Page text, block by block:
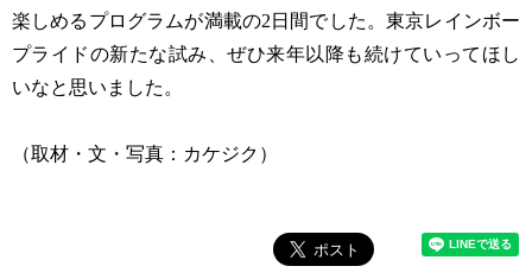
楽しめるプログラムが満載の2日間でした。東京レインボー
プライドの新たな試み、ぜひ来年以降も続けていってほし
いなと思いました。
（取材・文・写真：カケジク）